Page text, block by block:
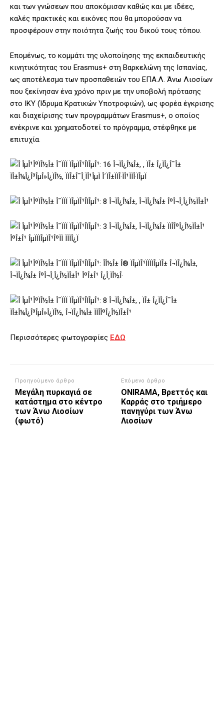
και των γνώσεων που αποκόμισαν καθώς και με ιδέες,
καλές πρακτικές και εικόνες που θα μπορούσαν να
προσφέρουν στην ποιότητα ζωής του δικού τους τόπου.
Επομένως, το κομμάτι της υλοποίησης της εκπαιδευτικής
κινητικότητας του Erasmus+ στη Βαρκελώνη της Ισπανίας,
ως αποτέλεσμα των προσπαθειών του ΕΠΑ.Λ. Άνω Λιοσίων
που ξεκίνησαν ένα χρόνο πριν με την υποβολή πρότασης
στο ΙΚΥ (Ίδρυμα Κρατικών Υποτροφιών), ως φορέα έγκρισης
και διαχείρισης των προγραμμάτων Erasmus+, ο οποίος
ενέκρινε και χρηματοδοτεί το πρόγραμμα, στέφθηκε με
επιτυχία.
Περισσότερες φωτογραφίες ΕΔΩ
Προηγούμενο άρθρο
Μεγάλη πυρκαγιά σε
κατάστημα στο κέντρο
των Άνω Λιοσίων
(φωτό)
Επόμενο άρθρο
ONIRAMA, Βρεττός και
Καρράς στο τριήμερο
πανηγύρι των Άνω
Λιοσίων